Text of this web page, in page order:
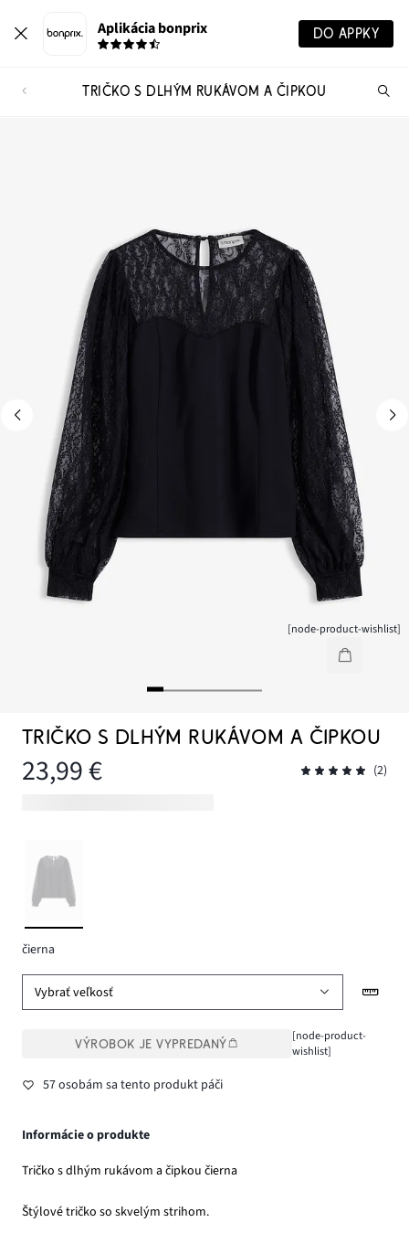
Aplikácia bonprix DO APPKY
TRIČKO S DLHÝM RUKÁVOM A ČIPKOU
[node-product-wishlist]
TRIČKO S DLHÝM RUKÁVOM A ČIPKOU
23,99 € (2)
čierna
Vybrať veľkosť
VÝROBOK JE VYPREDANÝ
[node-product-
wishlist]
57 osobám sa tento produkt páči
Informácie o produkte
Tričko s dlhým rukávom a čipkou čierna
Štýlové tričko so skvelým strihom.